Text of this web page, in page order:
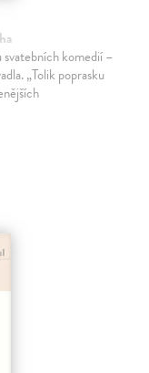
svatebních komedií –
„Tolik poprasku